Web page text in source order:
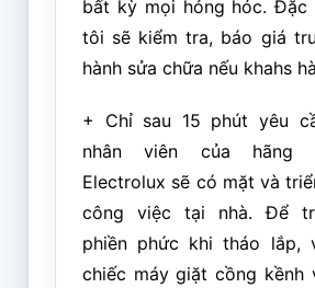
bất kỳ mọi hỏng hóc. Đặc
tôi sẽ kiểm tra, báo giá
hành sửa chữa nếu khahs
+ Chỉ sau 15 phút yêu
nhân viên của hãng
Electrolux sẽ có mặt và
công việc tại nhà. Để
phiền phức khi tháo lắp,
chiếc máy giặt cồng kềnh